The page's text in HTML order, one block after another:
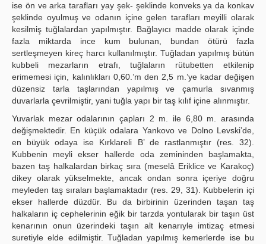
ise ön ve arka tarafları yay şek- şeklinde konveks ya da konkav
şeklinde oyulmuş ve odanın içine gelen tarafları meyilli olarak
kesilmiş tuğlalardan yapılmıştır. Bağlayıcı madde olarak içinde
fazla miktarda ince kum bulunan, bundan ötürü fazla
sertleşmeyen kireç harcı kullanılmıştır. Tuğladan yapılmış bütün
kubbeli mezarların etrafı, tuğlaların rütubetten etkilenip
erimemesi için, kalınlıkları 0,60.’m den 2,5 m.’ye kadar değişen
düzensiz tarla taşlarından yapılmış ve çamurla sıvanmış
duvarlarla çevrilmiştir, yani tuğla yapı bir taş kılıf içine alınmıştır.
Yuvarlak mezar odalarının çapları 2 m. ile 6,80 m. arasında
değişmektedir. En küçük odalara Yankovo ve Dolno Levski’de,
en büyük odaya ise Kırklareli B’ de rastlanmıştır (res. 32).
Kubbenin meyli ekser hallerde oda zemininden başlamakta,
bazen taş halkalardan birkaç sıra (meselâ Eriklice ve Karakoç)
dikey olarak yükselmekte, ancak ondan sonra içeriye doğru
meyleden taş sıraları başlamaktadır (res. 29, 31). Kubbelerin içi
ekser hallerde düzdür. Bu da birbirinin üzerinden taşan taş
halkaların iç cephelerinin eğik bir tarzda yontularak bir taşın üst
kenarının onun üzerindeki taşın alt kenarıyle imtizaç etmesi
suretiyle elde edilmiştir. Tuğladan yapılmış kemerlerde ise bu